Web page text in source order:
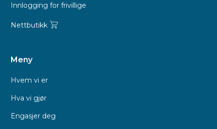
Innlogging for frivillige
Nettbutikk
Meny
Hvem vi er
Hva vi gjør
Engasjer deg